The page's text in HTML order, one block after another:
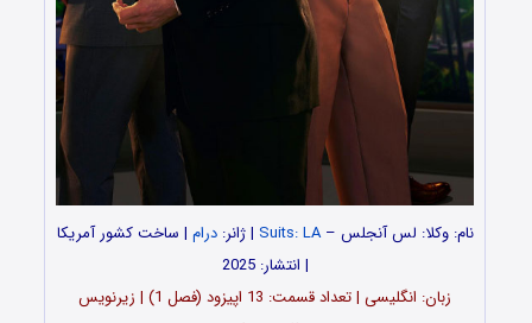
نام: وکلا: لس آنجلس –Suits: LA | ژانر:درام | ساخت کشور آمریکا
| انتشار: 2025
زبان: انگلیسی | تعداد قسمت‌‌‌: 13 اپیزود (فصل 1) | زیرنویس